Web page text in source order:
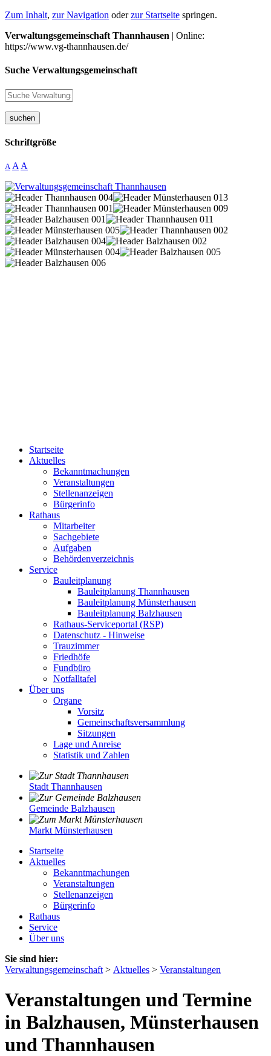
Zum Inhalt, zur Navigation oderzur Startseite springen.
Verwaltungsgemeinschaft Thannhausen | Online:
https://www.vg-thannhausen.de/
Suche Verwaltungsgemeinschaft
suchen
Schriftgröße
A A A
Startseite
Aktuelles
Bekanntmachungen
Veranstaltungen
Stellenanzeigen
Bürgerinfo
Rathaus
Mitarbeiter
Sachgebiete
Aufgaben
Behördenverzeichnis
Service
Bauleitplanung
Bauleitplanung Thannhausen
Bauleitplanung Münsterhausen
Bauleitplanung Balzhausen
Rathaus-Serviceportal (RSP)
Datenschutz - Hinweise
Trauzimmer
Friedhöfe
Fundbüro
Notfalltafel
Über uns
Organe
Vorsitz
Gemeinschaftsversammlung
Sitzungen
Lage und Anreise
Statistik und Zahlen
Stadt Thannhausen
Gemeinde Balzhausen
Markt Münsterhausen
Startseite
Aktuelles
Bekanntmachungen
Veranstaltungen
Stellenanzeigen
Bürgerinfo
Rathaus
Service
Über uns
Sie sind hier:
Verwaltungsgemeinschaft > Aktuelles > Veranstaltungen
Veranstaltungen und Termine
in Balzhausen, Münsterhausen
und Thannhausen